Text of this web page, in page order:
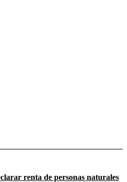
renta de personas naturales